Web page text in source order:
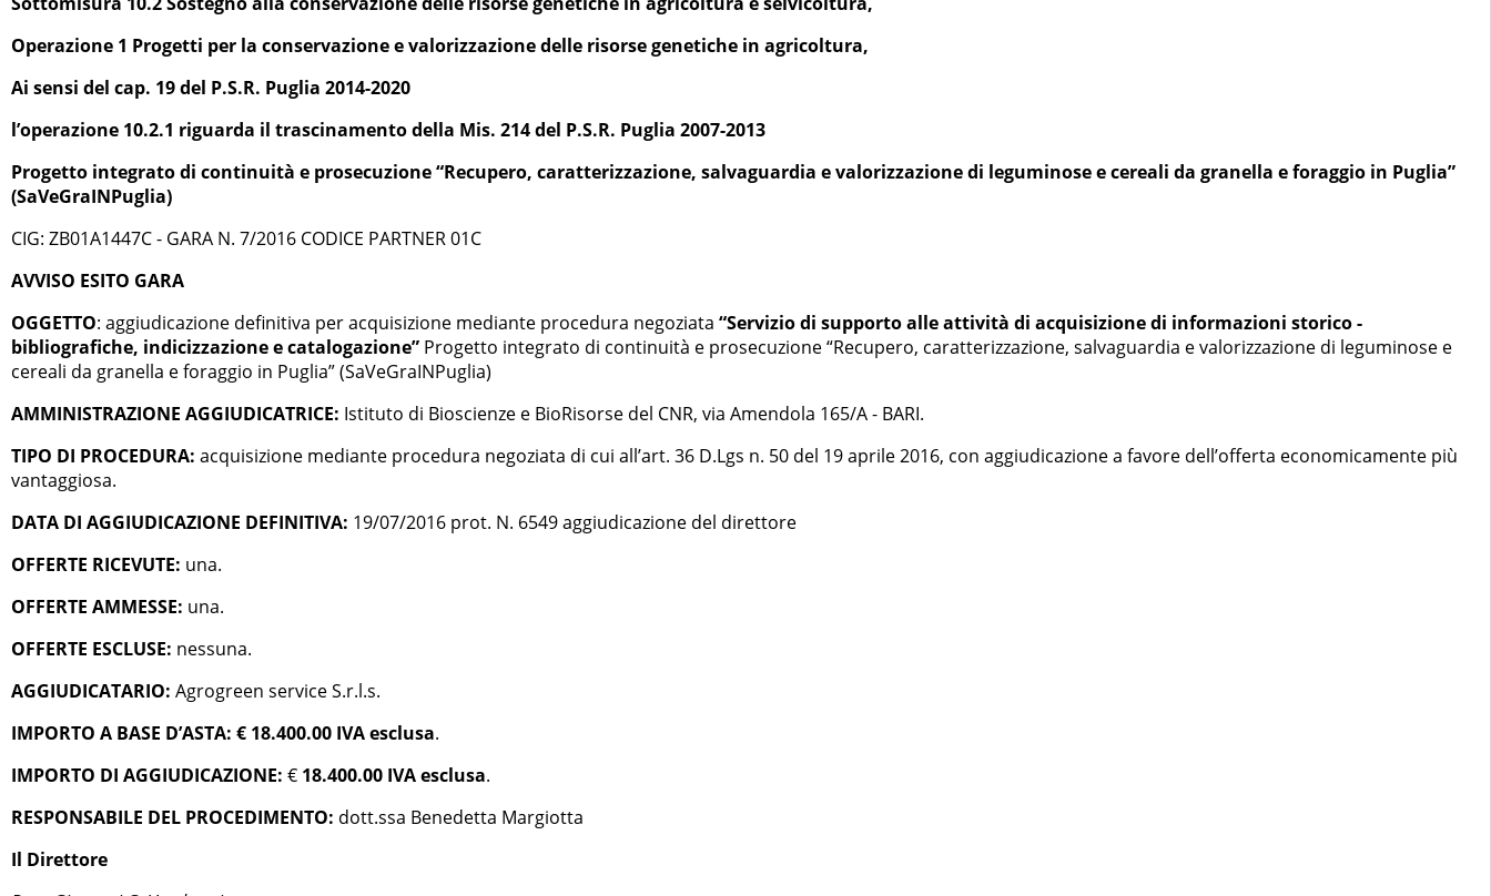
Operazione 1 Progetti per la conservazione e valorizzazione delle risorse genetiche in agricoltura,
Ai sensi del cap. 19 del P.S.R. Puglia 2014-2020
l’operazione 10.2.1 riguarda il trascinamento della Mis. 214 del P.S.R. Puglia 2007-2013
Progetto integrato di continuità e prosecuzione “Recupero, caratterizzazione, salvaguardia e valorizzazione di leguminose e cereali da granella e foraggio in Puglia”
(SaVeGraINPuglia)
CIG: ZB01A1447C - GARA N. 7/2016 CODICE PARTNER 01C
AVVISO ESITO GARA
OGGETTO: aggiudicazione definitiva per acquisizione mediante procedura negoziata “Servizio di supporto alle attività di acquisizione di informazioni storico -
bibliografiche, indicizzazione e catalogazione” Progetto integrato di continuità e prosecuzione “Recupero, caratterizzazione, salvaguardia e valorizzazione di leguminose e
cereali da granella e foraggio in Puglia” (SaVeGraINPuglia)
AMMINISTRAZIONE AGGIUDICATRICE: Istituto di Bioscienze e BioRisorse del CNR, via Amendola 165/A - BARI.
TIPO DI PROCEDURA: acquisizione mediante procedura negoziata di cui all’art. 36 D.Lgs n. 50 del 19 aprile 2016, con aggiudicazione a favore dell’offerta economicamente più
vantaggiosa.
DATA DI AGGIUDICAZIONE DEFINITIVA: 19/07/2016 prot. N. 6549 aggiudicazione del direttore
OFFERTE RICEVUTE: una.
OFFERTE AMMESSE: una.
OFFERTE ESCLUSE: nessuna.
AGGIUDICATARIO: Agrogreen service S.r.l.s.
IMPORTO A BASE D’ASTA: € 18.400.00 IVA esclusa.
IMPORTO DI AGGIUDICAZIONE: € 18.400.00 IVA esclusa.
RESPONSABILE DEL PROCEDIMENTO: dott.ssa Benedetta Margiotta
Il Direttore